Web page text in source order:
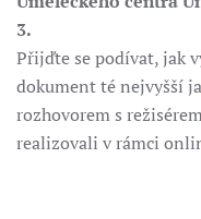
3.
Přijďte se podívat, jak
dokument té nejvyšší
rozhovorem s
realizovali v rámci